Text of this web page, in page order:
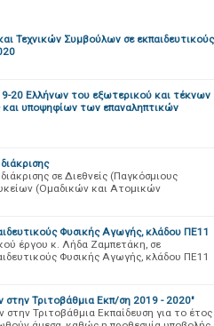
Τεχνικών Συμβούλων σε εκπαιδευτικούς
20 Ελλήνων του εξωτερικού και τέκνων
υποψηφίων των επαναληπτικών
σε Διεθνείς (Παγκόσμιους
(Ομαδικών και Ατομικών
Φυσικής Αγωγής, κλάδου ΠΕ11
έργου κ. Λήδα Ζαμπετάκη, σε
Φυσικής Αγωγής, κλάδου ΠΕ11
Τριτοβάθμια Εκπ/ση 2019 - 2020"
Τριτοβάθμια Εκπαίδευση για το έτος